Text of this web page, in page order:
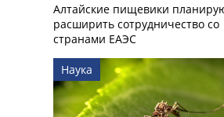
Алтайские пищевики
расширить сотрудничество со
странами ЕАЭС
Наука